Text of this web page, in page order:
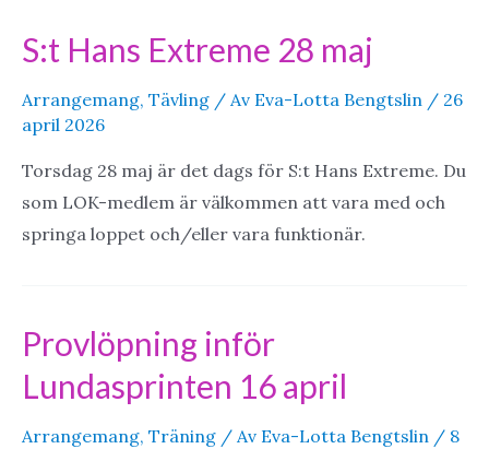
S:t Hans Extreme 28 maj
Arrangemang, Tävling / Av Eva-Lotta Bengtslin / 26
april 2026
Torsdag 28 maj är det dags för S:t Hans Extreme. Du
som LOK-medlem är välkommen att vara med och
springa loppet och/eller vara funktionär.
Provlöpning inför
Lundasprinten 16 april
Arrangemang, Träning / Av Eva-Lotta Bengtslin / 8